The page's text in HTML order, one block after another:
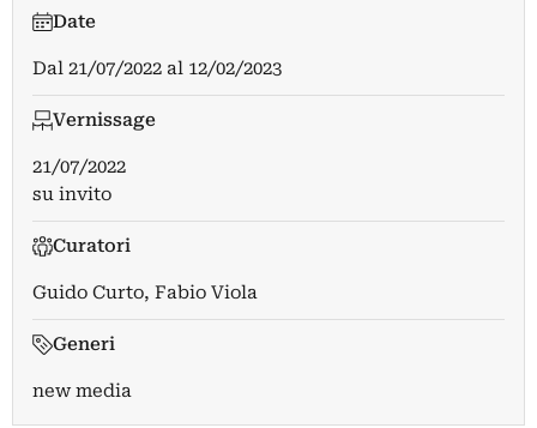
Date
Dal 21/07/2022 al 12/02/2023
Vernissage
21/07/2022
su invito
Curatori
Guido Curto, Fabio Viola
Generi
new media